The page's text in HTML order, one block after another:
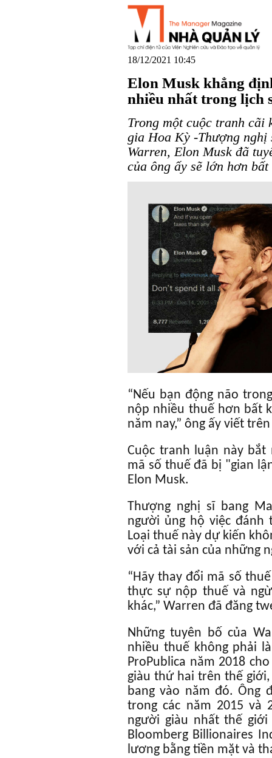
18/12/2021 10:45
Elon Musk khẳng
nhiều nhất trong lịch
Trong một cuộc tranh
gia Hoa Kỳ -Thượng nghị
Warren, Elon Musk đã
của ông ấy sẽ lớn hơn
“Nếu bạn động não
nộp nhiều thuế hơn bất
năm nay,” ông ấy viết
Cuộc tranh luận này
mã số thuế đã bị "gian
Elon Musk.
Thượng nghị sĩ bang
người ủng hộ việc đánh
Loại thuế này dự kiến
với cả tài sản của những
“Hãy thay đổi mã số
thực sự nộp thuế và
khác,” Warren đã đăng
Những tuyên bố của
nhiều thuế không phải
ProPublica năm 2018
giàu thứ hai trên thế
bang vào năm đó. Ông
trong các năm 2015 và
người giàu nhất thế
Bloomberg Billionaires
lương bằng tiền mặt và